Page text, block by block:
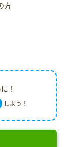
方
！
しよう！